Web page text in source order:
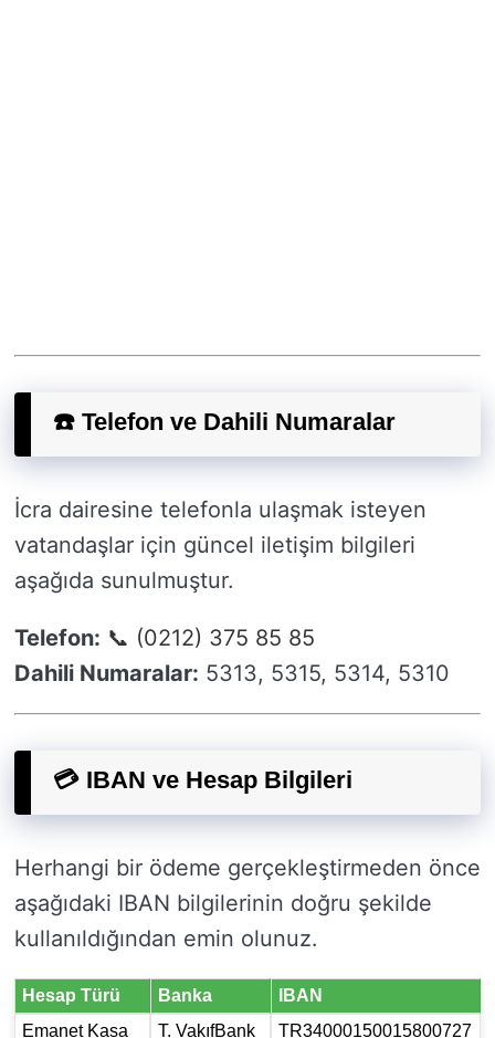
☎️ Telefon ve Dahili Numaralar
İcra dairesine telefonla ulaşmak isteyen
vatandaşlar için güncel iletişim bilgileri
aşağıda sunulmuştur.
Telefon: 📞 (0212) 375 85 85
Dahili Numaralar: 5313, 5315, 5314, 5310
💳 IBAN ve Hesap Bilgileri
Herhangi bir ödeme gerçekleştirmeden önce
aşağıdaki IBAN bilgilerinin doğru şekilde
kullanıldığından emin olunuz.
Hesap Türü Banka
IBAN
Emanet Kasa
T. VakıfBank TR34000150015800727